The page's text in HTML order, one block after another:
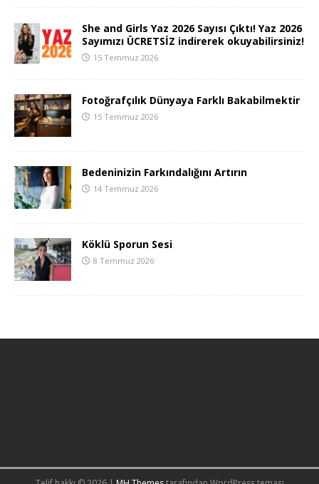
She and Girls Yaz 2026 Sayısı Çıktı! Yaz 2026
Sayımızı ÜCRETSİZ indirerek okuyabilirsiniz!
15 Temmuz 2026
Fotoğrafçılık Dünyaya Farklı Bakabilmektir
15 Temmuz 2026
Bedeninizin Farkındalığını Artırın
14 Temmuz 2026
Köklü Sporun Sesi
8 Temmuz 2026